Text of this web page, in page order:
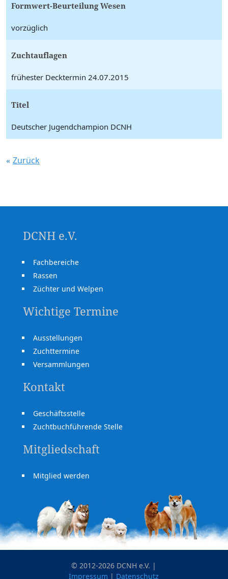
Formwert-Beurteilung Wesen
vorzüglich
Zuchtauflagen
frühester Decktermin 24.07.2015
Titel
Deutscher Jugendchampion DCNH
Zurück
DCNH e.V.
Fachbereiche
Rassen
Züchter und Welpen
Wichtige Termine
Ausstellungen
Zuchttermine
Versammlungen
Kontakt
Geschäftsstelle
Zuchtbuchführende Stelle
Mitgliedschaft
Mitglied werden
© 2012-2026 DCNH e.V. |
Impressum | Datenschutz